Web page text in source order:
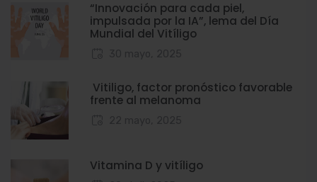
“Innovación para cada piel,
impulsada por la IA”, lema del Día
Mundial del Vitíligo
Vitiligo, factor pronóstico favorable
frente al melanoma
Vitamina D y vitíligo